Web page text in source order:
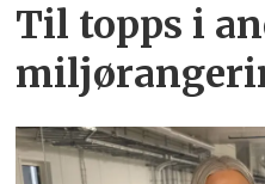
Til topps i